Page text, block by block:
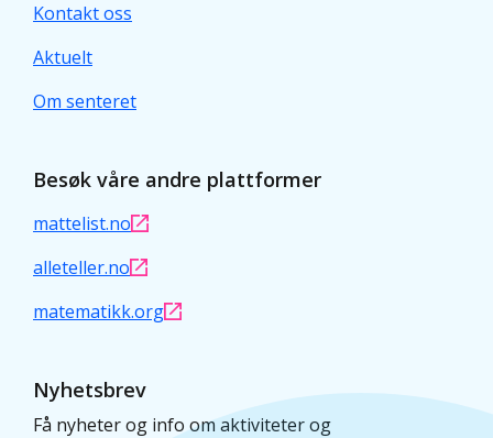
Kontakt oss
Aktuelt
Om senteret
Besøk våre andre plattformer
mattelist.no
alleteller.no
matematikk.org
Nyhetsbrev
Få nyheter og info om aktiviteter og